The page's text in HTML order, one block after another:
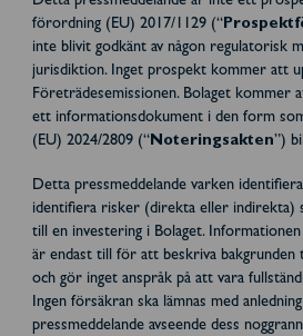
förordning (EU) 2017/1129 (“
inte blivit godkänt av någon regulatorisk
jurisdiktion. Inget prospekt kommer att
Företrädesemissionen. Bolaget kommer
ett informationsdokument i den form
(EU) 2024/2809 (“Noteringsakten”)
Detta pressmeddelande varken
identifiera risker (direkta eller indirekta)
till en investering i Bolaget.
är endast till för att beskriva bakgrunden
och gör inget anspråk på att vara
Ingen försäkran ska lämnas med
pressmeddelande avseende dess